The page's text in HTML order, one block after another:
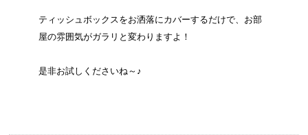
ティッシュボックスをお洒落にカバーするだけで、お部
屋の雰囲気がガラリと変わりますよ！
是非お試しくださいね～♪